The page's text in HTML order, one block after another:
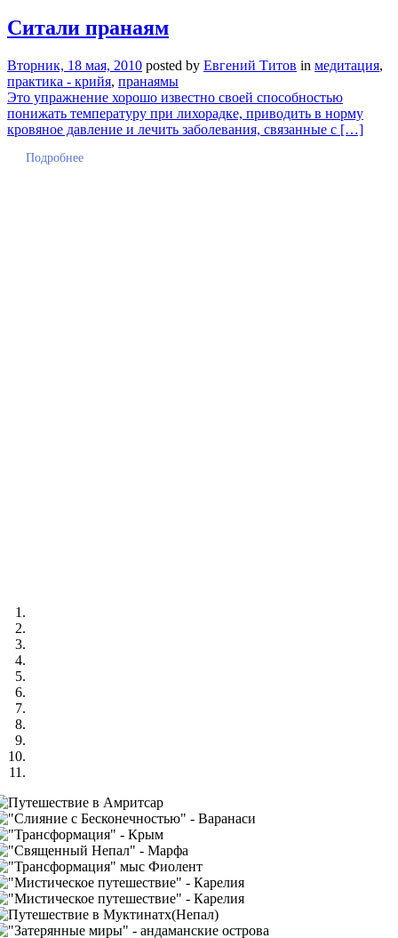
Ситали пранаям
Вторник, 18 мая, 2010 posted by Евгений Титов in медитация,
практика - крийя, пранаямы
Это упражнение хорошо известно своей способностью
понижать температуру при лихорадке, приводить в норму
кровяное давление и лечить заболевания, связанные с […]
Подробнее